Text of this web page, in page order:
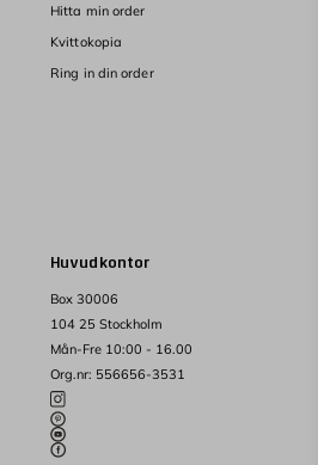
Huvudkontor
Box 30006
104 25 Stockholm
Mån-Fre 10:00 - 16.00
Org.nr: 556656-3531
Hitta min order
Kvittokopia
Ring in din order